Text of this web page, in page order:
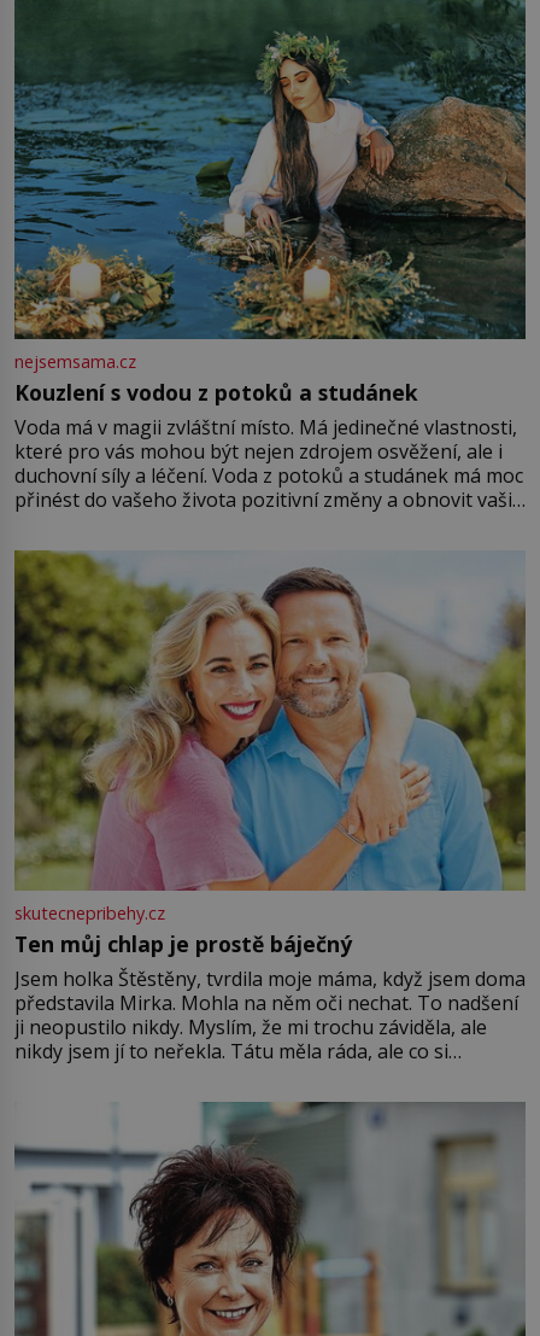
množství růžového mušelínu. „Ošidili vás, podívejte.“
nejsemsama.cz
Kouzlení s vodou z potoků a studánek
Voda má v magii zvláštní místo. Má jedinečné vlastnosti,
které pro vás mohou být nejen zdrojem osvěžení, ale i
duchovní síly a léčení. Voda z potoků a studánek má moc
přinést do vašeho života pozitivní změny a obnovit vaši
můžete obohatit své rituály a přinést do svého života
větší harmonii a klid. Je důležité
skutecnepribehy.cz
Ten můj chlap je prostě báječný
Jsem holka Štěstěny, tvrdila moje máma, když jsem doma
představila Mirka. Mohla na něm oči nechat. To nadšení
ji neopustilo nikdy. Myslím, že mi trochu záviděla, ale
nikdy jsem jí to neřekla. Tátu měla ráda, ale co si
Jsme spolu moc rádi Tehdy byla jiná doba, když